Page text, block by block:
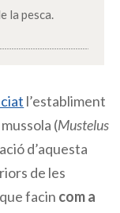
la pesca.
l’establiment
(Mustelus
d’aquesta
de les
facin com a